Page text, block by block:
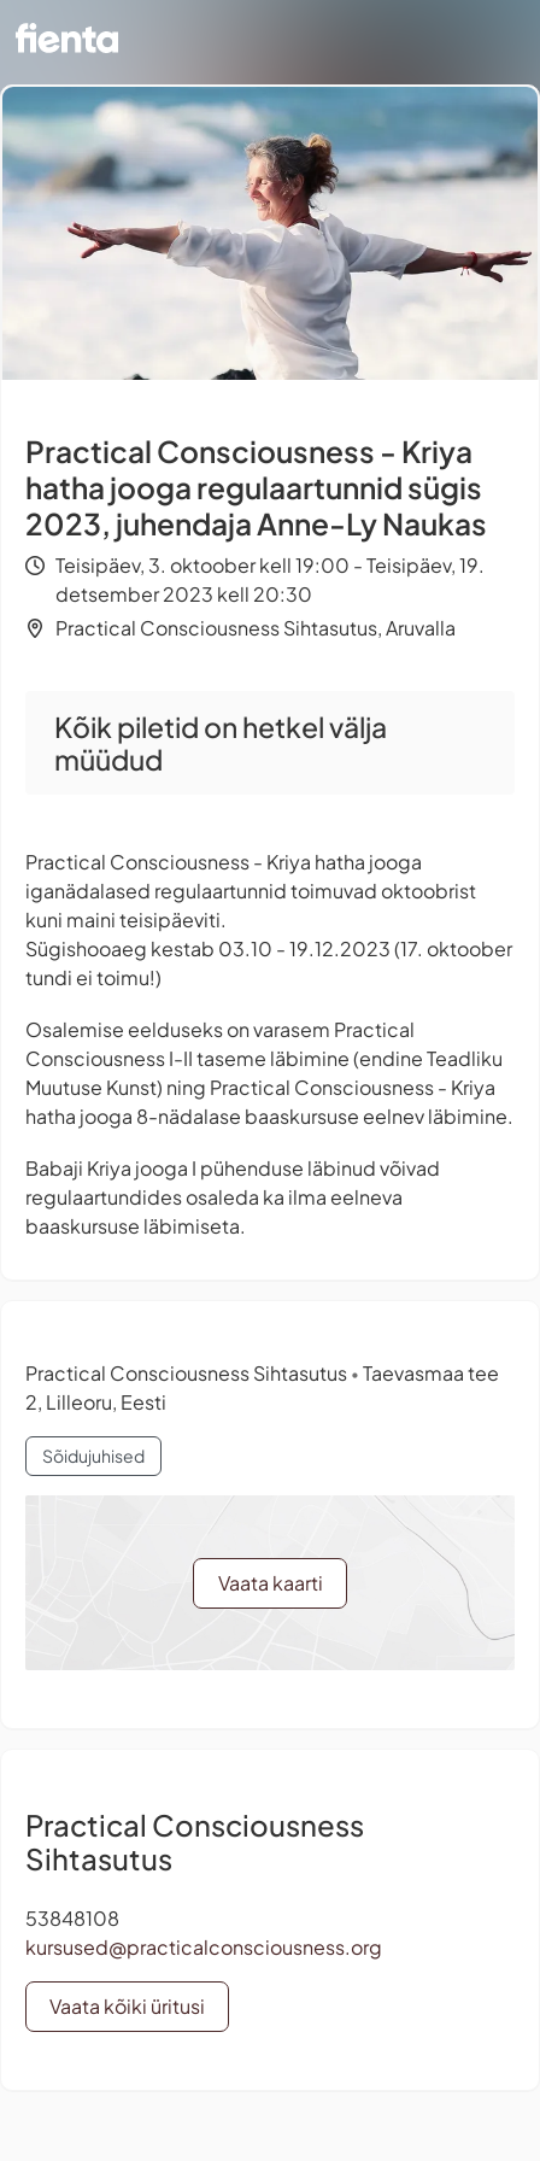
Practical Consciousness - Kriya
hatha jooga regulaartunnid sügis
2023, juhendaja Anne-Ly Naukas
Teisipäev, 3. oktoober kell 19:00 - Teisipäev, 19.
detsember 2023 kell 20:30
Practical Consciousness Sihtasutus, Aruvalla
Kõik piletid on hetkel välja
müüdud
Practical Consciousness - Kriya hatha jooga
iganädalased regulaartunnid toimuvad oktoobrist
kuni maini teisipäeviti.
Sügishooaeg kestab 03.10 - 19.12.2023 (17. oktoober
tundi ei toimu!)
Osalemise eelduseks on varasem Practical
Consciousness I-II taseme läbimine (endine Teadliku
Muutuse Kunst) ning Practical Consciousness - Kriya
hatha jooga 8-nädalase baaskursuse eelnev läbimine.
Babaji Kriya jooga I pühenduse läbinud võivad
regulaartundides osaleda ka ilma eelneva
baaskursuse läbimiseta.
Practical Consciousness Sihtasutus • Taevasmaa tee
2, Lilleoru, Eesti
Sõidujuhised
Vaata kaarti
Practical Consciousness
Sihtasutus
53848108
kursused@practicalconsciousness.org
Vaata kõiki üritusi